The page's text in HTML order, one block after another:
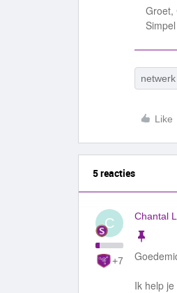
Groet,
Simpel
netwerk
Like
5 reacties
C
+7
Chantal
Ik help